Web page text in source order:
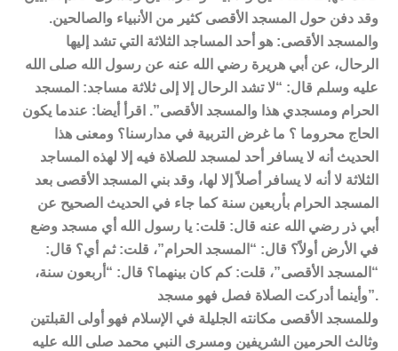
وقد دفن حول المسجد الأقصى كثير من الأنبياء والصالحين.
والمسجد الأقصى: هو أحد المساجد الثلاثة التي تشد إليها
الرحال، عن أبي هريرة رضي الله عنه عن رسول الله صلى الله
عليه وسلم قال: “لا تشد الرحال إلا إلى ثلاثة مساجد: المسجد
الحرام ومسجدي هذا والمسجد الأقصى”. اقرأ أيضا: عندما يكون
الحاج محروما ؟ ما غرض التربية في مدارسنا؟ ومعنى هذا
الحديث أنه لا يسافر أحد لمسجد للصلاة فيه إلا لهذه المساجد
الثلاثة لا أنه لا يسافر أصلاً إلا لها، وقد بني المسجد الأقصى بعد
المسجد الحرام بأربعين سنة كما جاء في الحديث الصحيح عن
أبي ذر رضي الله عنه قال: قلت: يا رسول الله أي مسجد وضع
في الأرض أولاً؟ قال: “المسجد الحرام”، قلت: ثم أي؟ قال:
“المسجد الأقصى”، قلت: كم كان بينهما؟ قال: “أربعون سنة،
وأينما أدركت الصلاة فصل فهو مسجد”.
وللمسجد الأقصى مكانته الجليلة في الإسلام فهو أولى القبلتين
وثالث الحرمين الشريفين ومسرى النبي محمد صلى الله عليه